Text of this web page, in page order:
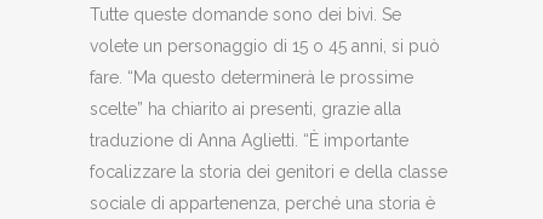
Tutte queste domande sono dei bivi. Se
volete un personaggio di 15 o 45 anni, si può
fare. “Ma questo determinerà le prossime
scelte” ha chiarito ai presenti, grazie alla
traduzione di Anna Aglietti. “È importante
focalizzare la storia dei genitori e della classe
sociale di appartenenza, perché una storia è